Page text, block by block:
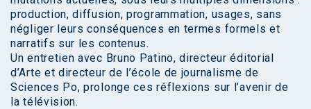
production, diffusion, programmation, usages, sans
négliger leurs conséquences en termes formels et
narratifs sur les contenus.
Un entretien avec Bruno Patino, directeur éditorial
d’Arte et directeur de l’école de journalisme de
Sciences Po, prolonge ces réflexions sur l’avenir de
la télévision.